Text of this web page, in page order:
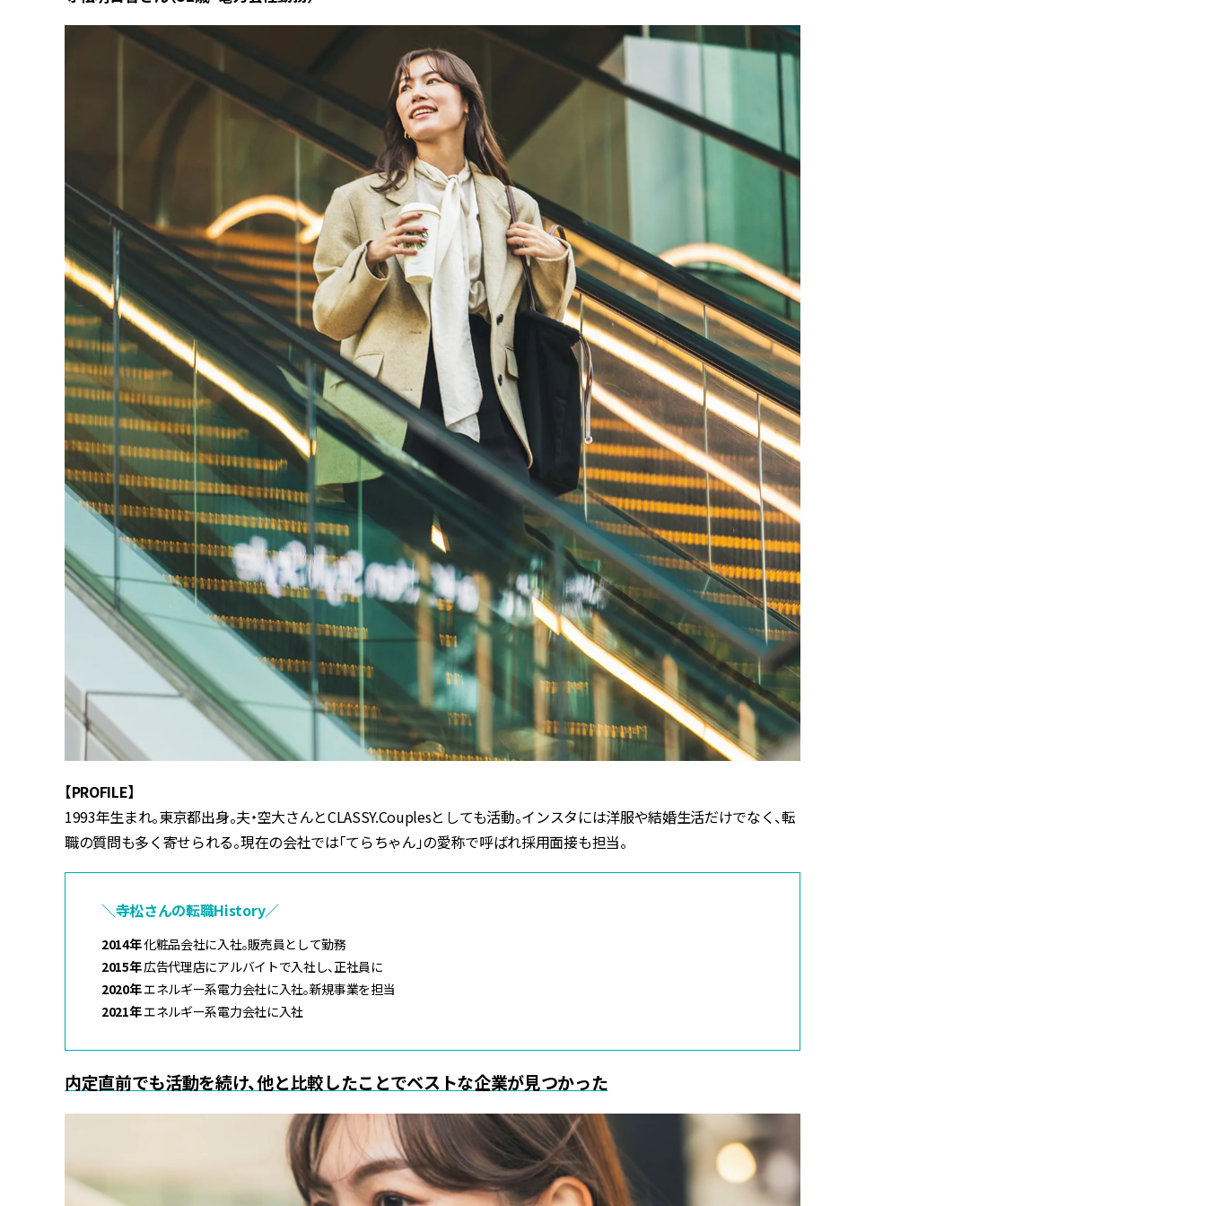
【PROFILE】
1993年生まれ。東京都出身。夫・空大さんとCLASSY.Couplesとしても活動。インスタには洋服や結婚生活だけでなく、転
職の質問も多く寄せられる。現在の会社では「てらちゃん」の愛称で呼ばれ採用面接も担当。
＼寺松さんの転職History／
2014年化粧品会社に入社。販売員として勤務
2015年広告代理店にアルバイトで入社し、正社員に
2020年エネルギー系電力会社に入社。新規事業を担当
2021年エネルギー系電力会社に入社
内定直前でも活動を続け、他と比較したことでベストな企業が見つかった